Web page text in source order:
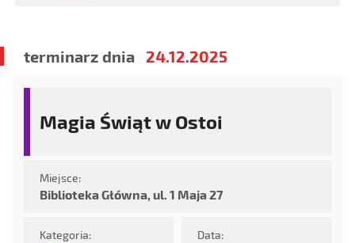
terminarz dnia 24.12.2025
Magia Świąt w Ostoi
Miejsce:
Biblioteka Główna, ul. 1 Maja 27
Kategoria: Data: